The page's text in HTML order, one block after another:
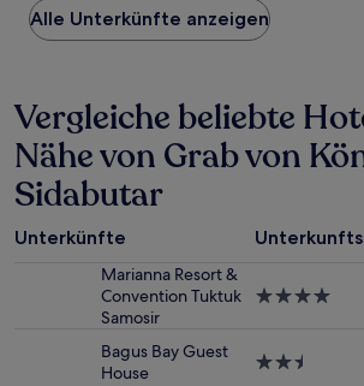
pro
Nacht,
den
letzten
24 Stunden
für
einen
mit
2 Erwachsenen
gefunden
Alle Unterkünfte anzeigen
Vergleiche beliebte
Nähe von Grab von
Sidabutar
Unterkünfte
Marianna Resort &
Convention Tuktuk
Samosir
4.0-
Bagus Bay Guest
House
2.5-